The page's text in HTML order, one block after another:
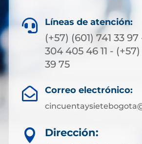
 Líneas de atención:
(+57) (601) 741 33 97
304 405 46 11 -
39 75
 Correo electrónico:

Dirección: